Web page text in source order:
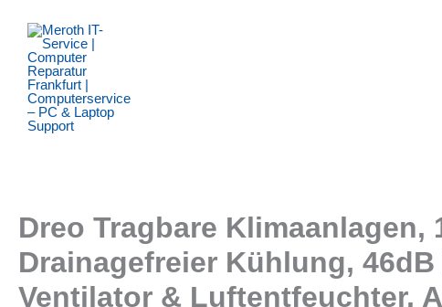
Inhalt
springen
Dreo Tragbare
Drainagefreier Kühlung,
Ventilator & Luftentfeuchter,